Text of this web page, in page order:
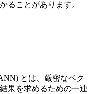
ることがあります。
とは、厳密なベク
果を求めるための一連